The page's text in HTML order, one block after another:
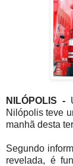
NILÓPOLIS -
Nilópolis teve
manhã desta
Segundo
revelada, é